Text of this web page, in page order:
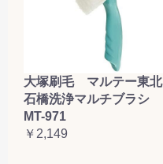
大塚刷毛 マルテー東北
石橋洗浄マルチブラシ
MT-971
￥2,149